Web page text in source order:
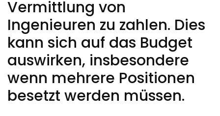
Vermittlung von
Ingenieuren zu zahlen. Dies
kann sich auf das Budget
auswirken, insbesondere
wenn mehrere Positionen
besetzt werden müssen.